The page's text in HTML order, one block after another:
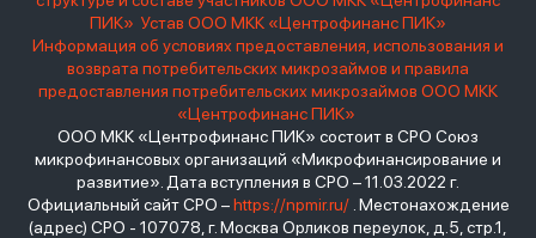
ПИК» Устав ООО МКК «Центрофинанс ПИК»
Информация об условиях предоставления, использования и
возврата потребительских микрозаймов и правила
предоставления потребительских микрозаймов ООО МКК
«Центрофинанс ПИК»
ООО МКК «Центрофинанс ПИК» состоит в СРО Союз
микрофинансовых организаций «Микрофинансирование и
развитие». Дата вступления в СРО – 11.03.2022 г.
Официальный сайт СРО –https://npmir.ru/. Местонахождение
(адрес) СРО - 107078, г. Москва Орликов переулок, д.5, стр.1,